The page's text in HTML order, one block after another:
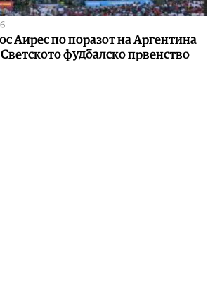
Аирес по поразот на Аргентина
фудбалско првенство